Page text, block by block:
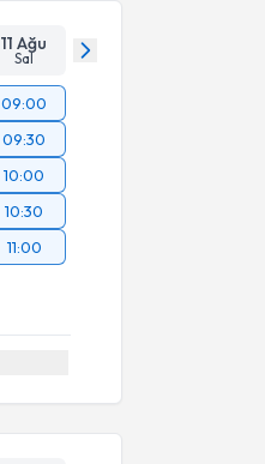
11 Ağu
Sal
09:00
09:30
10:00
10:30
11:00